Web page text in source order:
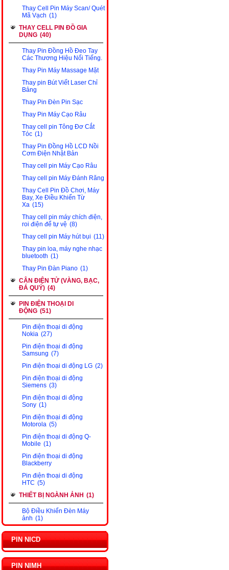
Thay Cell Pin Máy Scan/ Quét
Mã Vạch (1)
THAY CELL PIN ĐỒ GIA
DỤNG (40)
Thay Pin Đồng Hồ Đeo Tay
Các Thương Hiệu Nổi Tiếng.
Thay Pin Máy Massage Mặt
Thay pin Bút Viết Laser Chỉ
Bảng
Thay Pin Đèn Pin Sạc
Thay Pin Máy Cạo Râu
Thay cell pin Tông Đơ Cắt
Tóc (1)
Thay Pin Đồng Hồ LCD Nồi
Cơm Điện Nhật Bản
Thay cell pin Máy Cạo Râu
Thay cell pin Máy Đánh Răng
Thay Cell Pin Đồ Chơi, Máy
Bay, Xe Điều Khiển Từ
Xa (15)
Thay cell pin máy chích điện,
roi điện để tự vệ (8)
Thay cell pin Máy hút bụi (11)
Thay pin loa, máy nghe nhạc
bluetooth (1)
Thay Pin Đàn Piano (1)
CÂN ĐIỆN TỬ (VÀNG, BẠC,
ĐÁ QUÝ) (4)
PIN ĐIỆN THOẠI DI
ĐỘNG (51)
Pin điện thoại di động
Nokia (27)
Pin điện thoại đi động
Samsung (7)
Pin điện thoại di động LG (2)
Pin điện thoại di động
Siemens (3)
Pin điện thoại di động
Sony (1)
Pin điện thoại đi động
Motorola (5)
Pin điện thoại di động Q-
Mobile (1)
Pin điện thoại di động
Blackberry
Pin điện thoại di động
HTC (5)
THIẾT BỊ NGÀNH ẢNH (1)
Bộ Điều Khiển Đèn Máy
ảnh (1)
PIN NICD
PIN NIMH